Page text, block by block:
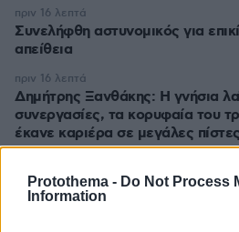
Protothema - Do Not Process
Information
Συνελήφθη αστυνομικός για
απείθεια
πριν 16 λεπτά
Δημήτρης Ξανθάκης: Η γνήσια
συνεργασίες, τα κορυφαία του
έκανε καριέρα σε μεγάλες πίστες
πριν 16 λεπτά
Οι πρώτες δηλώσεις του Λιβάι
προπονητής και ο τεχνικός